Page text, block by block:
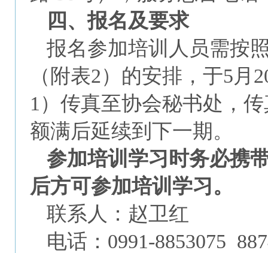
四、报名及要求
报名参加培训人员需按
（附表2）的安排，于5
1）传真至协会秘书处，传
额满后延续到下一期。
参加培训学习时务必携
后方可参加培训学习。
联系人：赵卫红
电话：0991-8853075